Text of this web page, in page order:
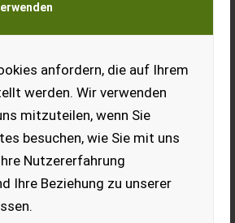
anfordern, die auf Ihrem
werden. Wir verwenden
mitzuteilen, wenn Sie
besuchen, wie Sie mit uns
Nutzererfahrung
Ihre Beziehung zu unserer
Land- und Baumaschinen –
Tiertransporte
Modell FC1330 HD
kg Eigengewicht: 730 kg Nutzlast: 570
1800 x 1800 mm Ladehöhe: 60 cm
Bereifung...
% MwSt.